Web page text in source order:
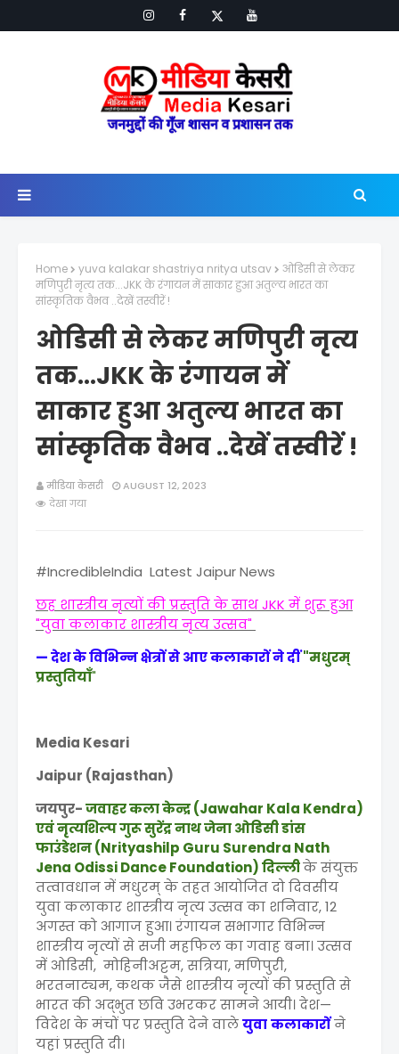
Home yuva kalakar shastriya nritya utsav
ओडिसी से लेकर
मणिपुरी नृत्य तक...JKK के रंगायन में साकार हुआ अतुल्य भारत का
सांस्कृतिक वैभव ..देखें तस्वीरें !
ओडिसी से लेकर मणिपुरी नृत्य
तक...JKK के रंगायन में
साकार हुआ अतुल्य भारत का
सांस्कृतिक वैभव ..देखें तस्वीरें !
मीडिया केसरी
AUGUST 12, 2023
देखा गया
#IncredibleIndia Latest Jaipur News
छह शास्त्रीय नृत्यों की प्रस्तुति के साथ JKK में शुरू हुआ
"युवा कलाकार शास्त्रीय नृत्य उत्सव"
— देश के विभिन्न क्षेत्रों से आए कलाकारों ने दीं"मधुरम्
प्रस्तुतियाँ"
Media Kesari
Jaipur (Rajasthan)
जयपुर-जवाहर कला केन्द्र (Jawahar Kala Kendra)
एवं नृत्यशिल्प गुरू सुरेंद्र नाथ जेना ओडिसी डांस
फाउंडेशन (Nrityashilp Guru Surendra Nath
Jena Odissi Dance Foundation) दिल्लीके संयुक्त
तत्वावधान में मधुरम् के तहत आयोजित दो दिवसीय
युवा कलाकार शास्त्रीय नृत्य उत्सव का शनिवार, 12
अगस्त को आगाज हुआ। रंगायन सभागार विभिन्न
शास्त्रीय नृत्यों से सजी महफिल का गवाह बना। उत्सव
में ओडिसी, मोहिनीअट्टम, सत्रिया, मणिपुरी,
भरतनाट्यम, कथक जैसे शास्त्रीय नृत्यों की प्रस्तुति से
भारत की अद्भुत छवि उभरकर सामने आयी। देश—
विदेश के मंचों पर प्रस्तुति देने वालेयुवाकलाकारोंने
यहां प्रस्तुति दी।